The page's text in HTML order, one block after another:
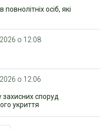
осіб, які
о 12:08
о 12:06
споруд
укриття